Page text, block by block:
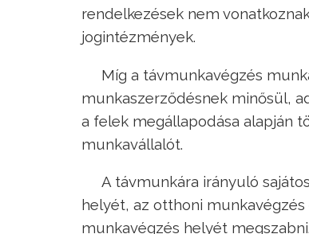
rendelkezések nem
jogintézmények.
Míg a távmunkavégzés
munkaszerződésnek minősül,
a felek megállapodása alapján
munkavállalót.
A távmunkára irányuló
helyét, az otthoni
munkavégzés helyét